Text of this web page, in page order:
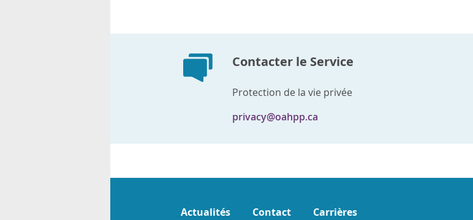
Contacter le Service
Protection de la vie privée
privacy@oahpp.ca
Actualités Contact Carrières